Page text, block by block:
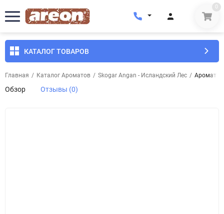
0
КАТАЛОГ ТОВАРОВ
Главная / Каталог Ароматов / Skogar Angan - Исландский Лес /
Обзор Отзывы (0)